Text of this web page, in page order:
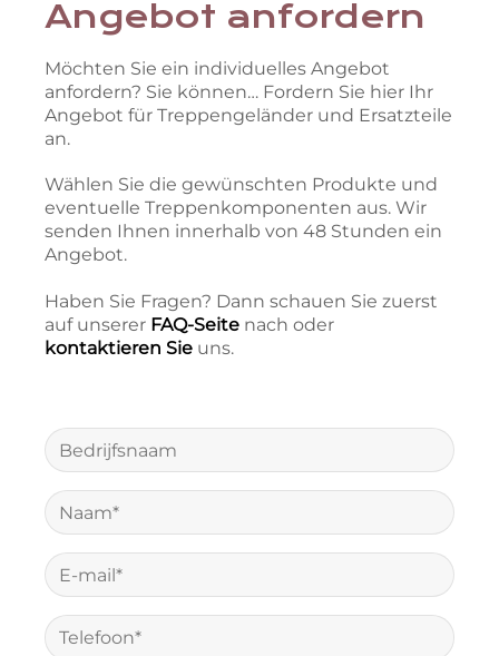
Angebot anfordern
Möchten Sie ein individuelles Angebot
anfordern? Sie können… Fordern Sie hier Ihr
Angebot für Treppengeländer und Ersatzteile
an.
Wählen Sie die gewünschten Produkte und
eventuelle Treppenkomponenten aus. Wir
senden Ihnen innerhalb von 48 Stunden ein
Angebot.
Haben Sie Fragen? Dann schauen Sie zuerst
auf unserer FAQ-Seite nach oder
kontaktieren Sie uns.